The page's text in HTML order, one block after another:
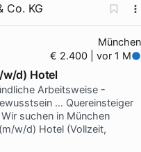
Co. KG
München
€ 2.400 | vor 1 M
d) Hotel
Arbeitsweise -
… Quereinsteiger
suchen in München
w/d) Hotel (Vollzeit,